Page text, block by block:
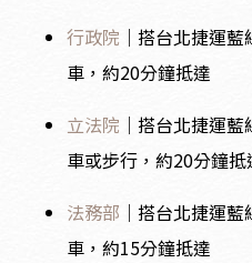
行政院 ｜搭台北捷運
車，約20分鐘抵達
立法院 ｜搭台北捷運
車或步行，約20分鐘抵
法務部 ｜搭台北捷運
車，約15分鐘抵達